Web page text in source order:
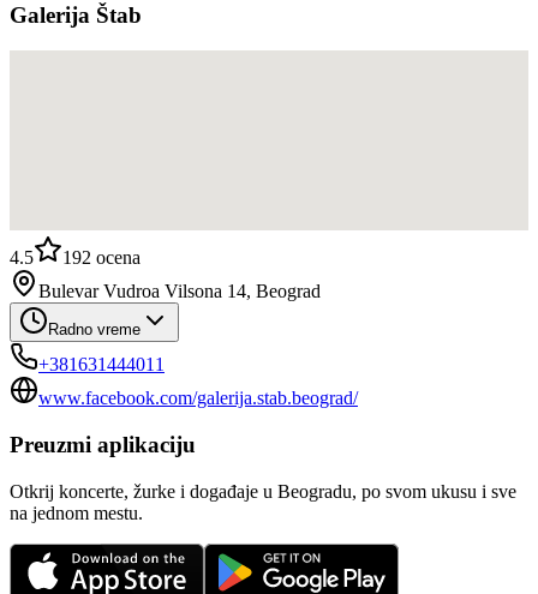
Galerija Štab
4.5 192 ocena
Bulevar Vudroa Vilsona 14, Beograd
Radno vreme
+381631444011
www.facebook.com/galerija.stab.beograd/
Preuzmi aplikaciju
Otkrij koncerte, žurke i događaje u Beogradu, po svom ukusu i sve
na jednom mestu.